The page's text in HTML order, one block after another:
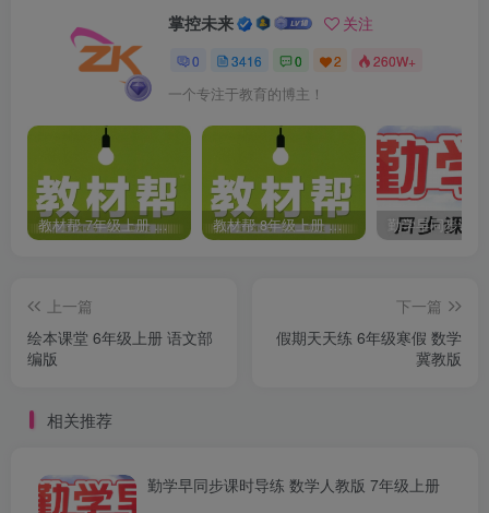
掌控未来 关注
0 3416 0 2 260W+
一个专注于教育的博主！
教材帮 7年级上册 语文人教版(2023秋) 教材帮 8年级上册 语文人教版(2023秋)
上一篇
绘本课堂 6年级上册 语文部
编版
下一篇
假期天天练 6年级寒假 数学
冀教版
相关推荐
勤学早同步课时导练 数学人教版 7年级上册